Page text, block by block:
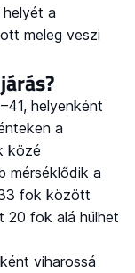
a
meleg veszi
helyenként
a
közé
mérséklődik a
fok között
20 fok alá hűlhet
viharossá